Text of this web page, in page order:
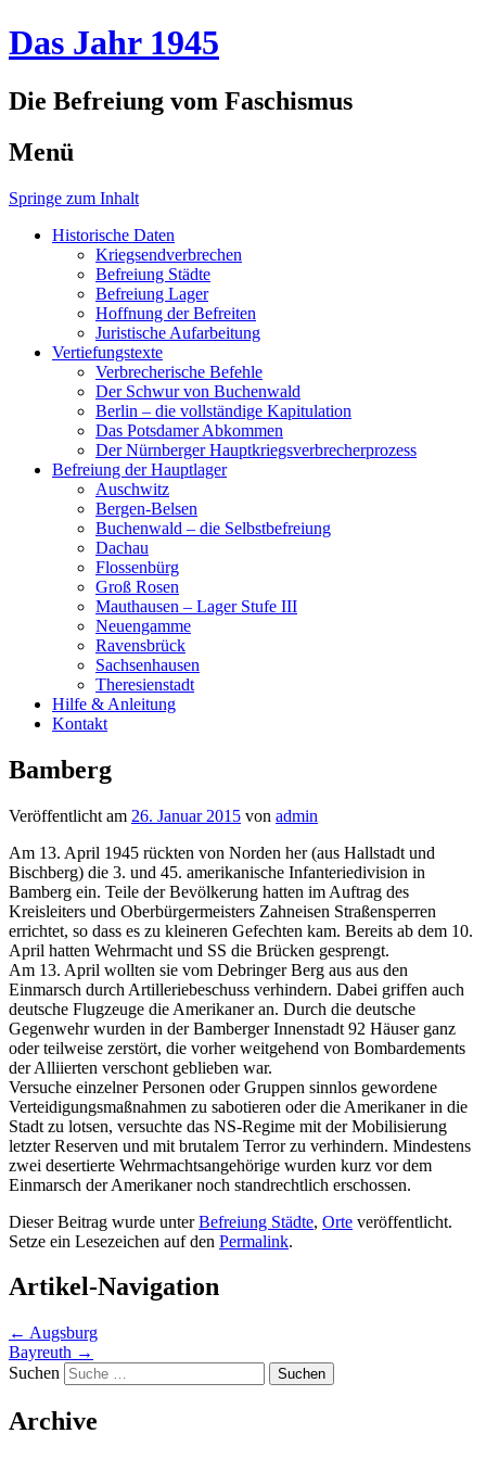
Das Jahr 1945
Die Befreiung vom Faschismus
Menü
Springe zum Inhalt
Historische Daten
Kriegsendverbrechen
Befreiung Städte
Befreiung Lager
Hoffnung der Befreiten
Juristische Aufarbeitung
Vertiefungstexte
Verbrecherische Befehle
Der Schwur von Buchenwald
Berlin – die vollständige Kapitulation
Das Potsdamer Abkommen
Der Nürnberger Hauptkriegsverbrecherprozess
Befreiung der Hauptlager
Auschwitz
Bergen-Belsen
Buchenwald – die Selbstbefreiung
Dachau
Flossenbürg
Groß Rosen
Mauthausen – Lager Stufe III
Neuengamme
Ravensbrück
Sachsenhausen
Theresienstadt
Hilfe & Anleitung
Kontakt
Bamberg
Veröffentlicht am 26. Januar 2015 von admin
Am 13. April 1945 rückten von Norden her (aus Hallstadt und
Bischberg) die 3. und 45. amerikanische Infanteriedivision in
Bamberg ein. Teile der Bevölkerung hatten im Auftrag des
Kreisleiters und Oberbürgermeisters Zahneisen Straßensperren
errichtet, so dass es zu kleineren Gefechten kam. Bereits ab dem 10.
April hatten Wehrmacht und SS die Brücken gesprengt.
Am 13. April wollten sie vom Debringer Berg aus aus den
Einmarsch durch Artilleriebeschuss verhindern. Dabei griffen auch
deutsche Flugzeuge die Amerikaner an. Durch die deutsche
Gegenwehr wurden in der Bamberger Innenstadt 92 Häuser ganz
oder teilweise zerstört, die vorher weitgehend von Bombardements
der Alliierten verschont geblieben war.
Versuche einzelner Personen oder Gruppen sinnlos gewordene
Verteidigungsmaßnahmen zu sabotieren oder die Amerikaner in die
Stadt zu lotsen, versuchte das NS-Regime mit der Mobilisierung
letzter Reserven und mit brutalem Terror zu verhindern. Mindestens
zwei desertierte Wehrmachtsangehörige wurden kurz vor dem
Einmarsch der Amerikaner noch standrechtlich erschossen.
Dieser Beitrag wurde unterBefreiung Städte, Orte veröffentlicht.
Setze ein Lesezeichen auf den Permalink.
Artikel-Navigation
← Augsburg
Bayreuth →
Suchen
Archive